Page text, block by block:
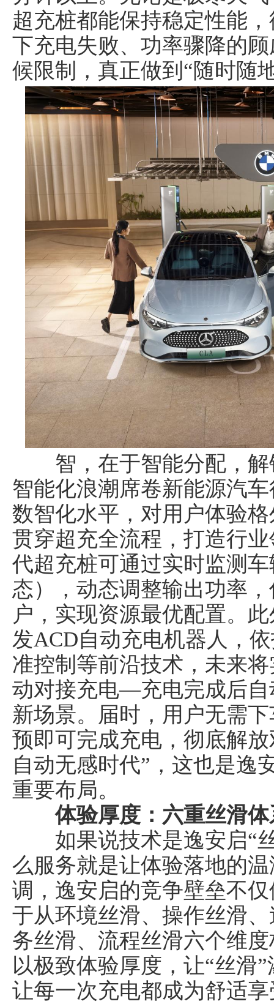
超充桩都能保持稳定性能
下充电失败、功率骤降的
候限制，真正做到“随时随
智，在于智能分配，解
智能化浪潮席卷新能源汽
数智化水平，对用户体验
贯穿超充全流程，打造行
代超充桩可通过实时监测
态），动态调整输出功率
户，实现资源最优配置。
发ACD自动充电机器人，
准控制等前沿技术，未来
动对接充电—充电完成后自
新场景。届时，用户无需
预即可完成充电，彻底解
自动无感时代”，这也是逸
重要布局。
体验厚度：六重丝滑
如果说技术是逸安启“丝
么服务就是让体验落地的
调，逸安启的竞争壁垒不
于从环境丝滑、操作丝滑
务丝滑、流程丝滑六个维
以极致体验厚度，让“丝滑
让每一次充电都成为舒适